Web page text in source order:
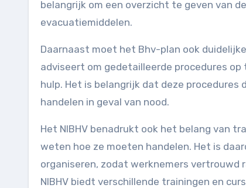
belangrijk om een overzicht te geven van
evacuatiemiddelen.
Daarnaast moet het Bhv-plan ook
adviseert om gedetailleerde procedures
hulp. Het is belangrijk dat deze
handelen in geval van nood.
Het NIBHV benadrukt ook het belang van
weten hoe ze moeten handelen. Het is
organiseren, zodat werknemers vertrouwd
NIBHV biedt verschillende trainingen en